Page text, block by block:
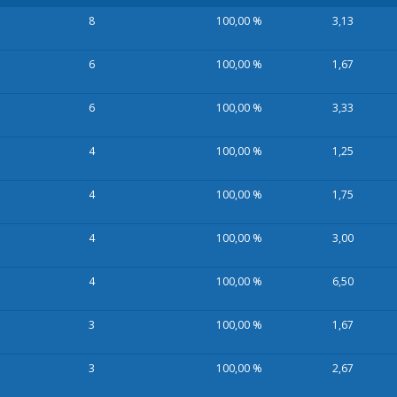
8 100,00 % 3,13
6 100,00 % 1,67
6 100,00 % 3,33
4 100,00 % 1,25
4 100,00 % 1,75
4 100,00 % 3,00
4 100,00 % 6,50
3 100,00 % 1,67
3 100,00 % 2,67